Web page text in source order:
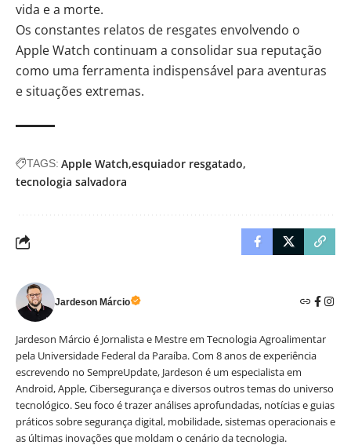
vida e a morte.
Os constantes relatos de resgates envolvendo o
Apple Watch continuam a consolidar sua reputação
como uma ferramenta indispensável para aventuras
e situações extremas.
TAGS: Apple Watch esquiador resgatado
tecnologia salvadora
Jardeson Márcio
Jardeson Márcio é Jornalista e Mestre em Tecnologia Agroalimentar
pela Universidade Federal da Paraíba. Com 8 anos de experiência
escrevendo no SempreUpdate, Jardeson é um especialista em
Android, Apple, Cibersegurança e diversos outros temas do universo
tecnológico. Seu foco é trazer análises aprofundadas, notícias e guias
práticos sobre segurança digital, mobilidade, sistemas operacionais e
as últimas inovações que moldam o cenário da tecnologia.